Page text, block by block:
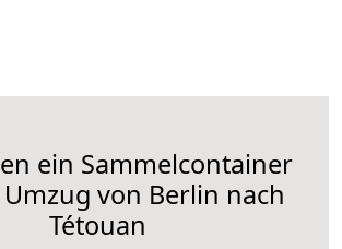
ein Sammelcontainer
von Berlin nach
Tétouan